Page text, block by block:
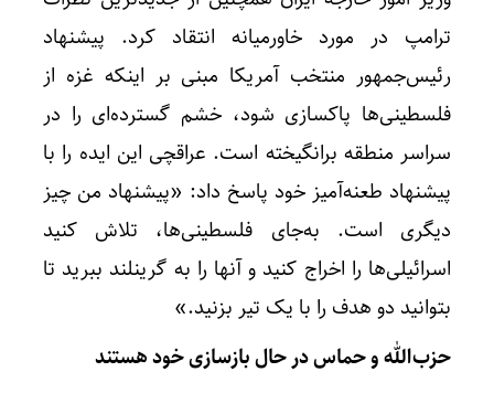
ترامپ در مورد خاورمیانه انتقاد کرد. پیشنهاد
رئیس‌جمهور منتخب آمریکا مبنی بر اینکه غزه از
فلسطینی‌ها پاکسازی شود، خشم گسترده‌ای را در
سراسر منطقه برانگیخته است. عراقچی این ایده را با
پیشنهاد طعنه‌آمیز خود پاسخ داد: «پیشنهاد من چیز
دیگری است. به‌جای فلسطینی‌ها، تلاش کنید
اسرائیلی‌ها را اخراج کنید و آنها را به گرینلند ببرید تا
بتوانید دو هدف را با یک تیر بزنید.»
حزب‌الله و حماس در حال بازسازی خود هستند